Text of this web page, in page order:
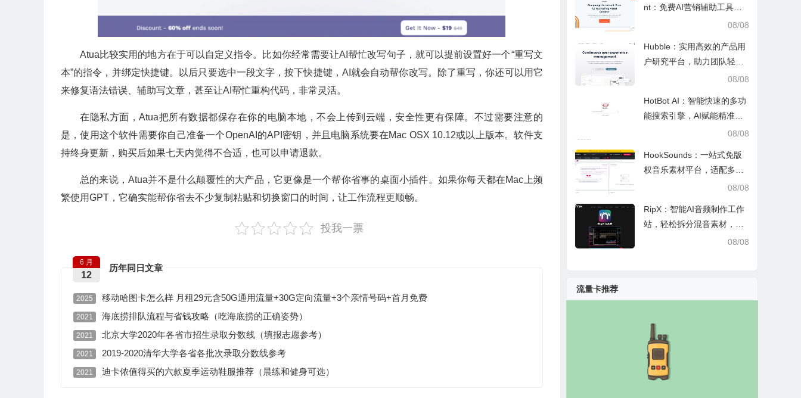
Atua比较实用的地方在于可以自定义指令。比如你经常需要让AI帮忙改写句子，就可以提前设置好一个“重写文
本”的指令，并绑定快捷键。以后只要选中一段文字，按下快捷键，AI就会自动帮你改写。除了重写，你还可以用它
来修复语法错误、辅助写文章，甚至让AI帮忙重构代码，非常灵活。
在隐私方面，Atua把所有数据都保存在你的电脑本地，不会上传到云端，安全性更有保障。不过需要注意的
是，使用这个软件需要你自己准备一个OpenAI的API密钥，并且电脑系统要在Mac OSX 10.12或以上版本。软件支
持终身更新，购买后如果七天内觉得不合适，也可以申请退款。
总的来说，Atua并不是什么颠覆性的大产品，它更像是一个帮你省事的桌面小插件。如果你每天都在Mac上频
繁使用GPT，它确实能帮你省去不少复制粘贴和切换窗口的时间，让工作流程更顺畅。
投我一票
历年同日文章
6 月
12
2025 移动哈图卡怎么样 月租29元含50G通用流量+30G定向流量+3个亲情号码+首月免费
2021 海底捞排队流程与省钱攻略（吃海底捞的正确姿势）
2021 北京大学2020年各省市招生录取分数线（填报志愿参考）
2021 2019-2020清华大学各省各批次录取分数线参考
2021 迪卡侬值得买的六款夏季运动鞋服推荐（晨练和健身可选）
nt：免费AI营销辅助工具，
快速写文案提效优化营销工
08/08
Hubble：实用高效的产品用
户研究平台，助力团队轻松
08/08
HotBot AI：智能快速的多功
能搜索引擎，AI赋能精准检
08/08
HookSounds：一站式免版
权音乐素材平台，适配多场
08/08
RipX：智能AI音频制作工作
站，轻松拆分混音素材，助
08/08
流量卡推荐